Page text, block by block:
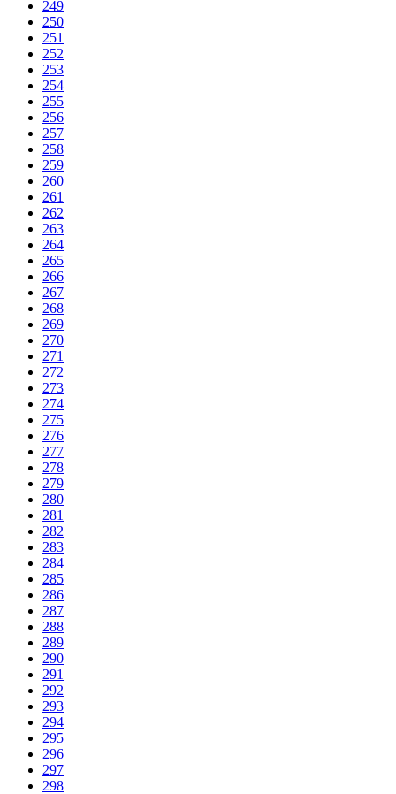
249
250
251
252
253
254
255
256
257
258
259
260
261
262
263
264
265
266
267
268
269
270
271
272
273
274
275
276
277
278
279
280
281
282
283
284
285
286
287
288
289
290
291
292
293
294
295
296
297
298